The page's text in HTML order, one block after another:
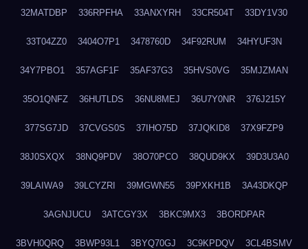
32MATDBP 336RPFHA 33ANXYRH 33CR504T 33DY1V30
33T04ZZ0 3404O7P1 3478760D 34F92RUM 34HYUF3N
34Y7PBO1 357AGF1F 35AF37G3 35HVS0VG 35MJZMAN
35O1QNFZ 36HUTLDS 36NU8MEJ 36U7Y0NR 376J215Y
377SG7JD 37CVGS0S 37IHO75D 37JQKID8 37X9FZP9
38J0SXQX 38NQ9PDV 38O70PCO 38QUD9KX 39D3U3A0
39LAIWA9 39LCYZRI 39MGWN55 39PXKH1B 3A43DKQP
3AGNJUCU 3ATCGY3X 3BKC9MX3 3BORDPAR
3BVH0QRQ 3BWP93L1 3BYQ70GJ 3C9KPDQV 3CL4BSMV